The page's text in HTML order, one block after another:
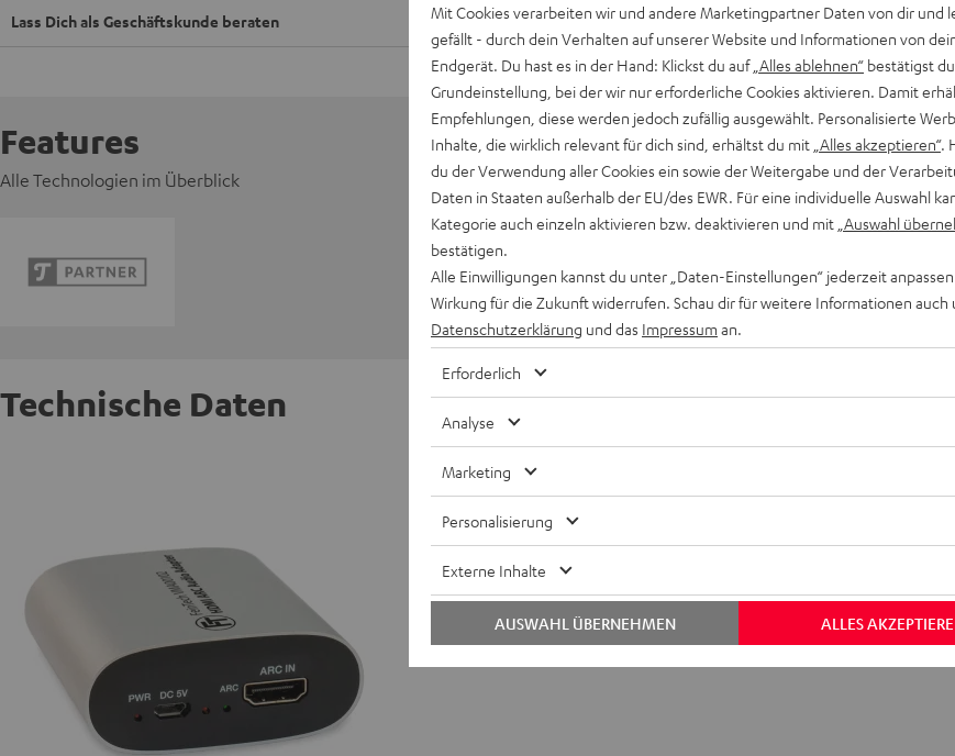
Lass Dich als Geschäftskunde beraten
Features
Alle Technologien im Überblick
Technische Daten
FeinTech HDMI ARC Audio TV-Adapter
Abmessungen
Elektronik
Mit Cookies verarbeiten wir und andere Marketingpartner Daten von dir und
gefällt - durch dein Verhalten auf unserer Website und Informationen von
Endgerät. Du hast es in der Hand: Klickst du auf „Alles ablehnen“ bestätigst
Grundeinstellung, bei der wir nur erforderliche Cookies aktivieren. Damit
Empfehlungen, diese werden jedoch zufällig ausgewählt. Personalisierte
Inhalte, die wirklich relevant für dich sind, erhältst du mit „Alles akzeptieren“.
du der Verwendung aller Cookies ein sowie der Weitergabe und der
Daten in Staaten außerhalb der EU/des EWR. Für eine individuelle Auswahl
Kategorie auch einzeln aktivieren bzw. deaktivieren und mit „Auswahl
bestätigen.
Alle Einwilligungen kannst du unter „Daten-Einstellungen“ jederzeit
Wirkung für die Zukunft widerrufen. Schau dir für weitere Informationen auch
Datenschutzerklärung und das Impressum an.
Erforderlich
Analyse
Marketing
Personalisierung
Externe Inhalte
ALLES
AUSWAHL ÜBERNEHMEN